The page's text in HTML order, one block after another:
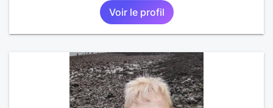
Voir le profil